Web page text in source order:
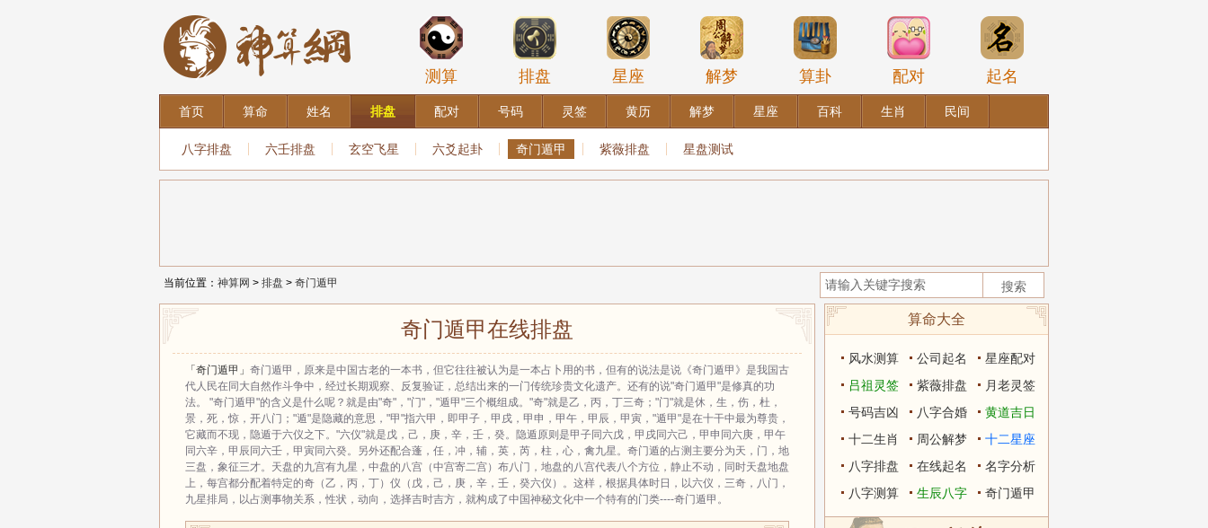
测算 排盘 星座 解梦 算卦 配对 起名
首页 算命 姓名 排盘 配对 号码 灵签 黄历 解梦 星座 百科 生肖 民间
八字排盘 六壬排盘 玄空飞星 六爻起卦 奇门遁甲 紫薇排盘 星盘测试
当前位置： 神算网 > 排盘 > 奇门遁甲
奇门遁甲在线排盘
「奇门遁甲」 奇门遁甲，原来是中国古老的一本书，但它往往被认为是一本占卜用的书，但有的说法是说《奇门遁甲》是我国古
代人民在同大自然作斗争中，经过长期观察、反复验证，总结出来的一门传统珍贵文化遗产。还有的说"奇门遁甲"是修真的功
法。 "奇门遁甲"的含义是什么呢？就是由"奇"，"门"，"遁甲"三个概组成。"奇"就是乙，丙，丁三奇；"门"就是休，生，伤，杜，
景，死，惊，开八门；"遁"是隐藏的意思，"甲"指六甲，即甲子，甲戌，甲申，甲午，甲辰，甲寅，"遁甲"是在十干中最为尊贵，
它藏而不现，隐遁于六仪之下。"六仪"就是戊，己，庚，辛，壬，癸。隐遁原则是甲子同六戊，甲戌同六己，甲申同六庚，甲午
同六辛，甲辰同六壬，甲寅同六癸。另外还配合蓬，任，冲，辅，英，芮，柱，心，禽九星。奇门遁的占测主要分为天，门，地
三盘，象征三才。天盘的九宫有九星，中盘的八宫（中宫寄二宫）布八门，地盘的八宫代表八个方位，静止不动，同时天盘地盘
上，每宫都分配着特定的奇（乙，丙，丁）仪（戊，己，庚，辛，壬，癸六仪）。这样，根据具体时日，以六仪，三奇，八门，
九星排局，以占测事物关系，性状，动向，选择吉时吉方，就构成了中国神秘文化中一个特有的门类----奇门遁甲。
算命大全
风水测算 公司起名
星座配对
吕祖灵签
紫薇排盘
月老灵签
号码吉凶
八字合婚
黄道吉日
十二生肖
周公解梦
十二星座
八字排盘
在线起名
名字分析
八字测算
生辰八字 奇门遁甲